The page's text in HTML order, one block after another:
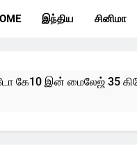
இந்திய சினிமா
கே10 இன் மைலேஜ் 35